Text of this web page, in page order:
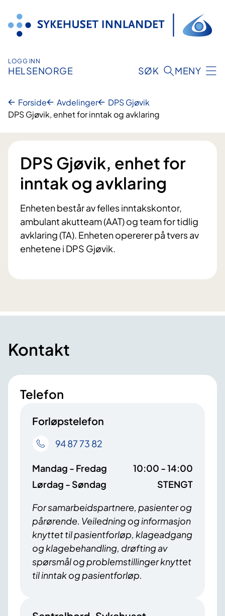
innhold
LOGG INN
HELSENORGE SØK MENY
Forside Avdelinger
DPS Gjøvik
DPS Gjøvik, enhet for inntak og avklaring
DPS Gjøvik, enhet for
inntak og avklaring
Enheten består av felles inntakskontor,
ambulant akutteam (AAT) og team for tidlig
avklaring (TA). Enheten opererer på tvers av
enhetene i DPS Gjøvik.
Kontakt
Telefon
Forløpstelefon
94 87 73 82
Mandag - Fredag
10:00 - 14:00
Lørdag - Søndag
STENGT
For samarbeidspartnere, pasienter og
pårørende. Veiledning og informasjon
knyttet til pasientforløp, klageadgang
og klagebehandling, drøfting av
spørsmål og problemstillinger knyttet
til inntak og pasientforløp.